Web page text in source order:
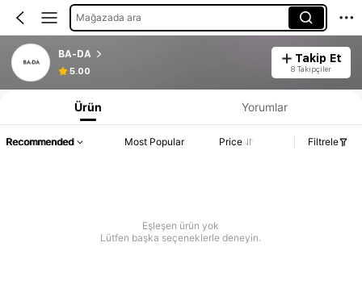
Mağazada ara
BA-DA
5.00
Takip Et
8 Takipçiler
Ürün Yorumlar
Recommended Most Popular Price Filtrele
Eşleşen ürün yok
Lütfen başka seçeneklerle deneyin.